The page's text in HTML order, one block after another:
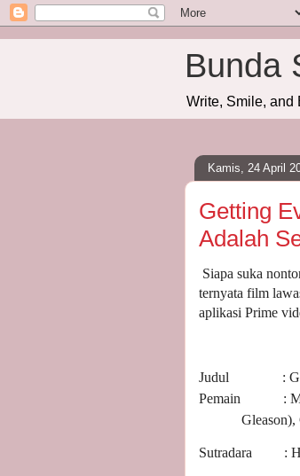
Bunda
Write, Smile, and
Kamis, 24 April
Getting
Adalah
Siapa suka
ternyata film
aplikasi Prime
Judul :
Pemain :
Gleason),
Sutradara :